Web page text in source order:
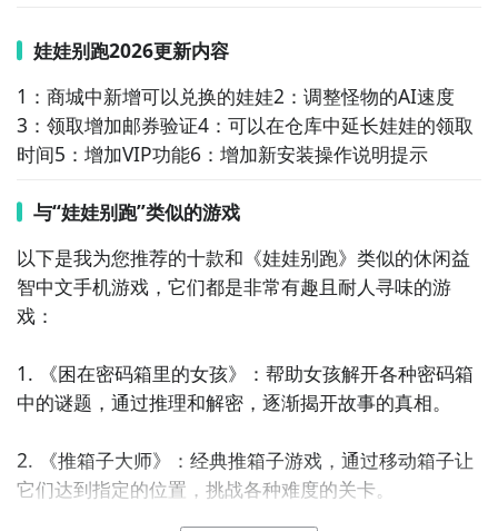
娃娃别跑2026更新内容
1：商城中新增可以兑换的娃娃2：调整怪物的AI速度
3：领取增加邮券验证4：可以在仓库中延长娃娃的领取
时间5：增加VIP功能6：增加新安装操作说明提示
与“娃娃别跑”类似的游戏
以下是我为您推荐的十款和《娃娃别跑》类似的休闲益
智中文手机游戏，它们都是非常有趣且耐人寻味的游
戏：
1. 《困在密码箱里的女孩》：帮助女孩解开各种密码箱
中的谜题，通过推理和解密，逐渐揭开故事的真相。
2. 《推箱子大师》：经典推箱子游戏，通过移动箱子让
它们达到指定的位置，挑战各种难度的关卡。